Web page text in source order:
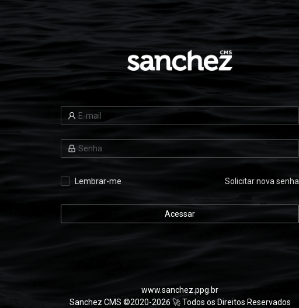
Lembrar-me Solicitar nova senha
Acessar
www.sanchez.ppg.br
Sanchez CMS ©2020-2026 🚀 Todos os Direitos Reservados